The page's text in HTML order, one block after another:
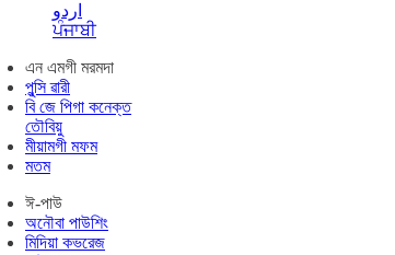
اردو
ਪੰਜਾਬੀ
এন এমগী মরমদা
পুন্সি ৱারী
বি জে পিগা কনেক্ত
তৌবিয়ু
মীয়ামগী মফম
মতম
ঈ-পাউ
অনৌবা পাউশিং
মিদিয়া কভরেজ